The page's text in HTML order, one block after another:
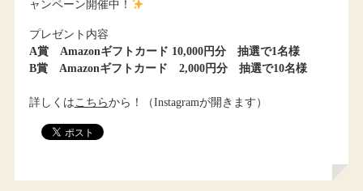
ャンペーン開催中！
プレゼント内容
A賞 Amazonギフトカード 10,000円分 抽選で1名様
B賞 Amazonギフトカード 2,000円分 抽選で10名様
詳しくはこちらから！（Instagramが開きます）